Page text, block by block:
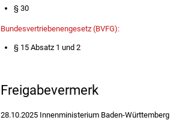
§ 30
Bundesvertriebenengesetz (BVFG):
§ 15 Absatz 1 und 2
Freigabevermerk
28.10.2025 Innenministerium Baden-Württemberg